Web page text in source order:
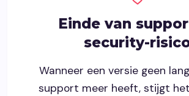
Einde van
security-
Wanneer een versie geen
support meer heeft, stijgt